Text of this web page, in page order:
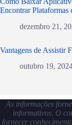
Encontrar Plataformas
dezembro 21,
Vantagens de Assistir
outubro 19,
As informações
informativos. O
fornecer